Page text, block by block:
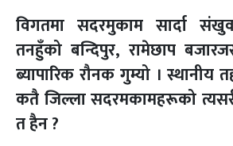
विगतमा सदरमुकाम सार्दा
तनहुँको बन्दिपुर, रामेछाप
ब्यापारिक रौनक गुम्यो । स्थानीय
कतै जिल्ला सदरमकामहरूको
त हैन ?